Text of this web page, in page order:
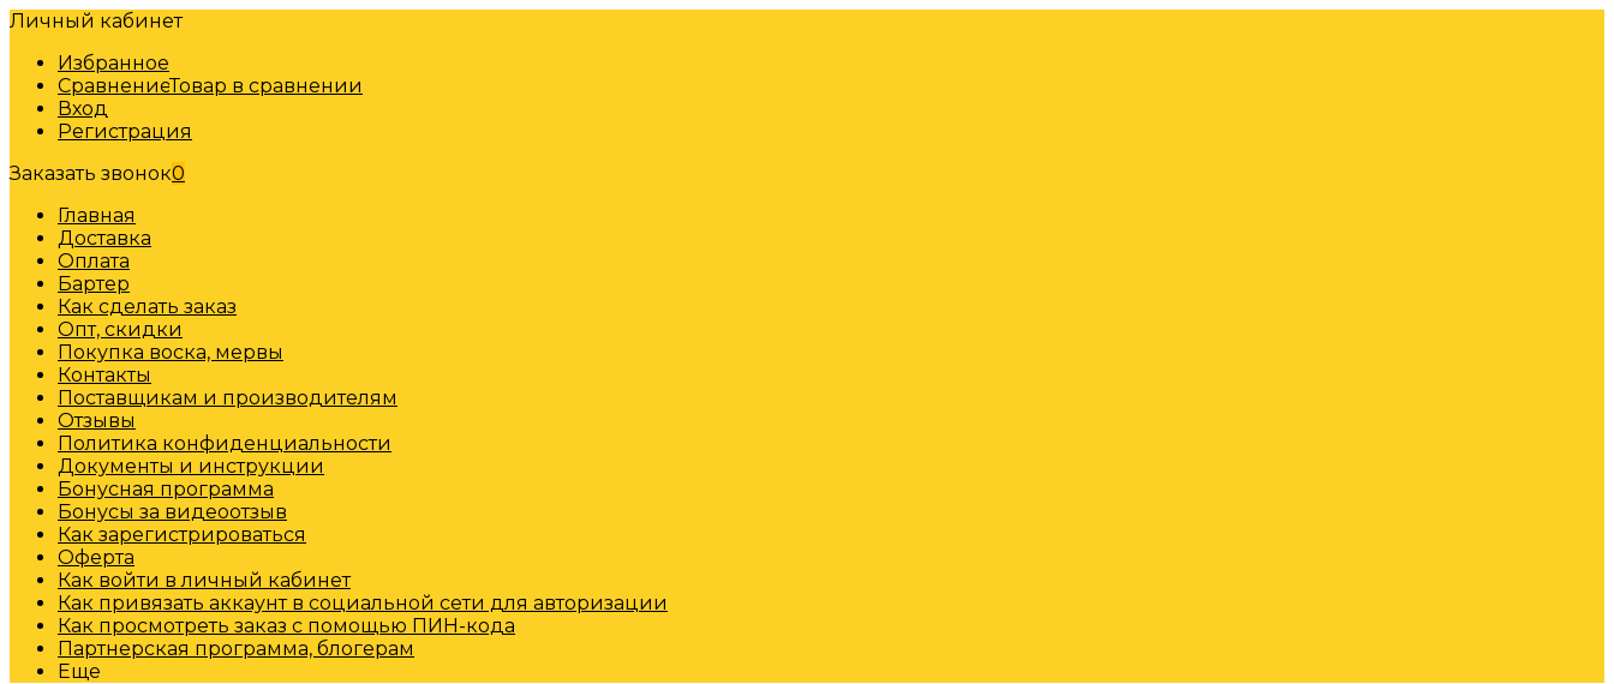
Личный кабинет
Избранное
СравнениеТовар в сравнении
Вход
Регистрация
Заказать звонок0
Главная
Доставка
Оплата
Бартер
Как сделать заказ
Опт, скидки
Покупка воска, мервы
Контакты
Поставщикам и производителям
Отзывы
Политика конфиденциальности
Документы и инструкции
Бонусная программа
Бонусы за видеоотзыв
Как зарегистрироваться
Оферта
Как войти в личный кабинет
Как привязать аккаунт в социальной сети для авторизации
Как просмотреть заказ с помощью ПИН-кода
Партнерская программа, блогерам
Еще